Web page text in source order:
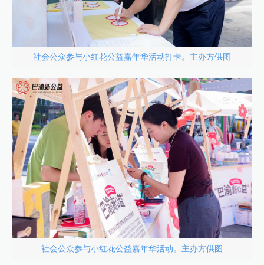
社会公众参与小红花公益嘉年华活动打卡。主办方供图
社会公众参与小红花公益嘉年华活动。主办方供图